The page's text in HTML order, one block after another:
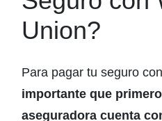
Union?
Para pagar tu seguro
importante que
aseguradora cuenta